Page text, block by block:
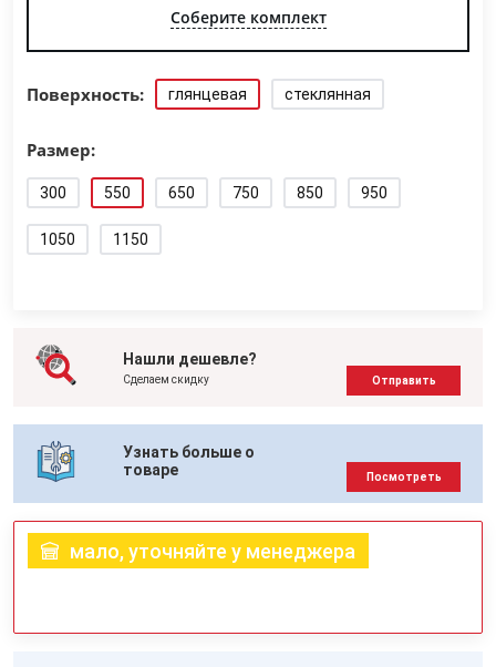
Соберите комплект
Поверхность: глянцевая стеклянная
Размер:
300 550 650 750 850 950
1050 1150
Нашли дешевле?
Сделаем скидку Отправить
Узнать больше о
товаре
Посмотреть
мало, уточняйте у менеджера